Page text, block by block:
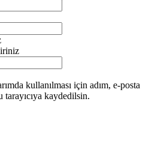
kullanılması için adım, e-posta
tarayıcıya kaydedilsin.